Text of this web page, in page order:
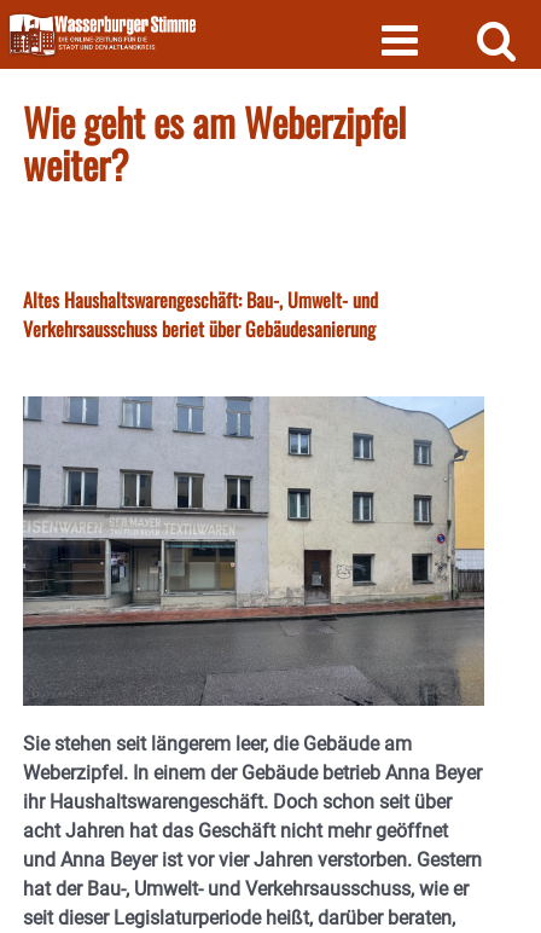
Skip
to
content
Wie geht es am Weberzipfel
weiter?
Altes Haushaltswarengeschäft: Bau-, Umwelt- und
Verkehrsausschuss beriet über Gebäudesanierung
Sie stehen seit längerem leer, die Gebäude am
Weberzipfel. In einem der Gebäude betrieb Anna Beyer
ihr Haushaltswarengeschäft. Doch schon seit über
acht Jahren hat das Geschäft nicht mehr geöffnet
und Anna Beyer ist vor vier Jahren verstorben. Gestern
hat der Bau-, Umwelt- und Verkehrsausschuss, wie er
seit dieser Legislaturperiode heißt, darüber beraten,